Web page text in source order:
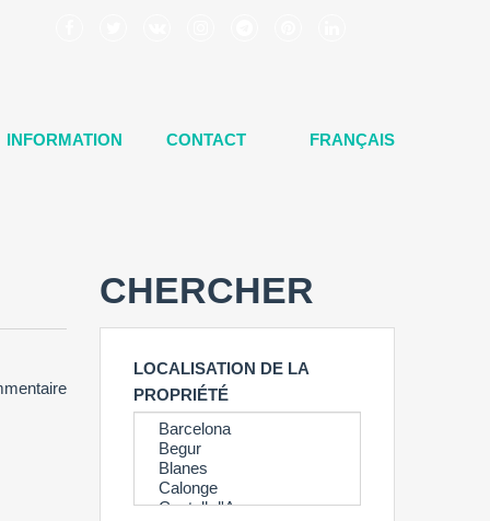
INFORMATION CONTACT FRANÇAIS
CHERCHER
LOCALISATION DE LA
PROPRIÉTÉ